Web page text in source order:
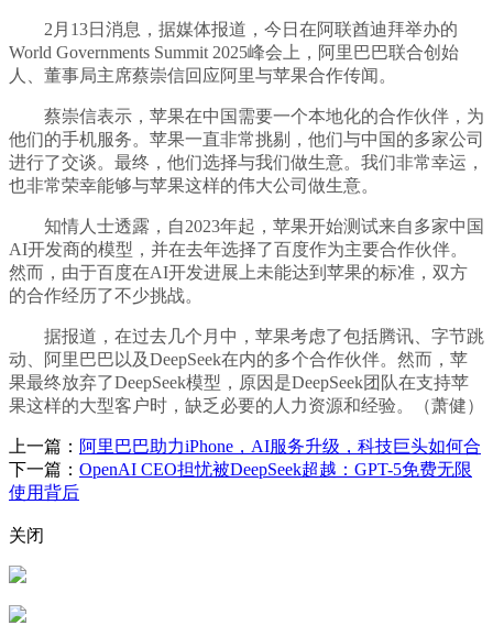
2月13日消息，据媒体报道，今日在阿联酋迪拜举办的
World Governments Summit 2025峰会上，阿里巴巴联合创始
人、董事局主席蔡崇信回应阿里与苹果合作传闻。
蔡崇信表示，苹果在中国需要一个本地化的合作伙伴，为
他们的手机服务。苹果一直非常挑剔，他们与中国的多家公司
进行了交谈。最终，他们选择与我们做生意。我们非常幸运，
也非常荣幸能够与苹果这样的伟大公司做生意。
知情人士透露，自2023年起，苹果开始测试来自多家中国
AI开发商的模型，并在去年选择了百度作为主要合作伙伴。
然而，由于百度在AI开发进展上未能达到苹果的标准，双方
的合作经历了不少挑战。
据报道，在过去几个月中，苹果考虑了包括腾讯、字节跳
动、阿里巴巴以及DeepSeek在内的多个合作伙伴。然而，苹
果最终放弃了DeepSeek模型，原因是DeepSeek团队在支持苹
果这样的大型客户时，缺乏必要的人力资源和经验。（萧健）
上一篇： 阿里巴巴助力iPhone，AI服务升级，科技巨头如何合
下一篇： OpenAI CEO担忧被DeepSeek超越：GPT-5免费无限
使用背后
关闭